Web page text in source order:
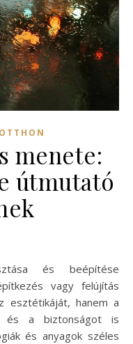
OTTHON
menete:
útmutató
vagy felújítás
esztétikáját, hanem a
és a biztonságot is
és anyagok széles